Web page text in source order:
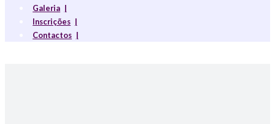
Galeria
Inscrições
Contactos